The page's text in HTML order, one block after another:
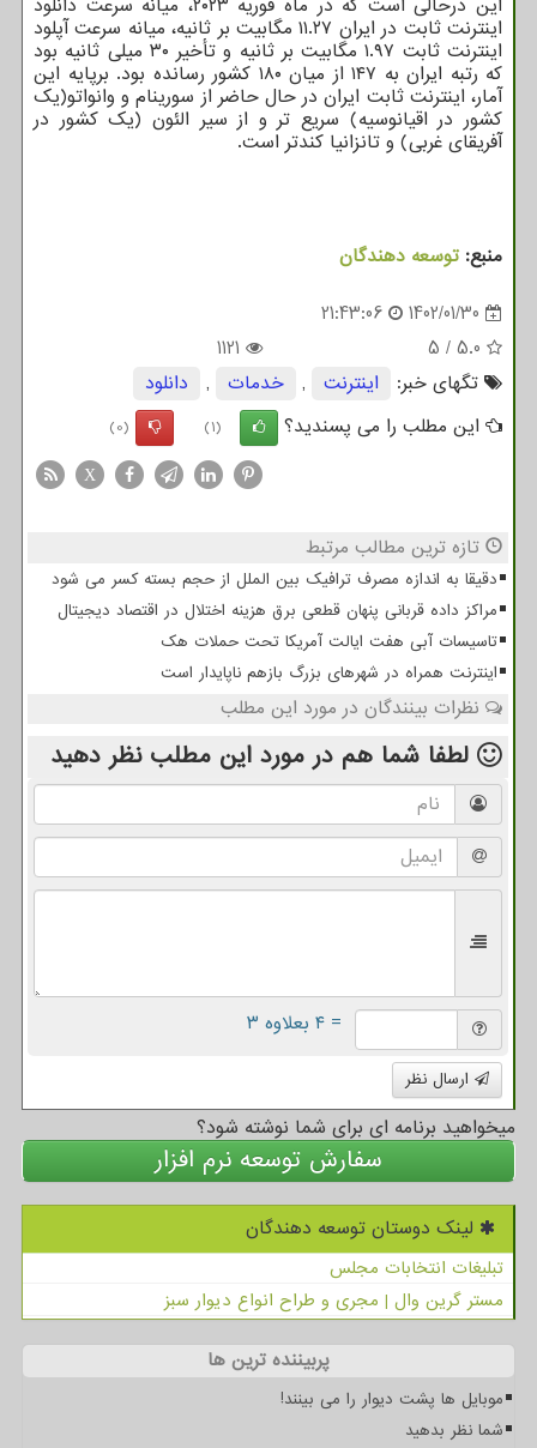
اینترنت ثابت در ایران ۱۱.۲۷ مگابیت بر ثانیه، میانه سرعت آپلود
اینترنت ثابت ۱.۹۷ مگابیت بر ثانیه و تأخیر ۳۰ میلی ثانیه بود
که رتبه ایران به ۱۴۷ از میان ۱۸۰ کشور رسانده بود. برپایه این
آمار، اینترنت ثابت ایران در حال حاضر از سورینام و وانواتو(یک
کشور در اقیانوسیه) سریع تر و از سیر الئون (یک کشور در
آفریقای غربی) و تانزانیا کندتر است.
منبع: توسعه دهندگان
1402/01/30
21:43:06
5.0
/
5
1121
تگهای خبر:
اینترنت , خدمات ,
دانلود
این مطلب را می پسندید؟
(1)
(0)
X
تازه ترین مطالب مرتبط
دقیقا به اندازه مصرف ترافیک بین الملل از حجم بسته کسر می شود
مراکز داده قربانی پنهان قطعی برق هزینه اختلال در اقتصاد دیجیتال
تاسیسات آبی هفت ایالت آمریکا تحت حملات هک
اینترنت همراه در شهرهای بزرگ بازهم ناپایدار است
نظرات بینندگان در مورد این مطلب
لطفا شما هم در مورد این مطلب نظر دهید
= ۴ بعلاوه ۳
ارسال نظر
میخواهید برنامه ای برای شما نوشته شود؟
سفارش توسعه نرم افزار
لینک دوستان توسعه دهندگان
تبلیغات انتخابات مجلس
مستر گرین وال | مجری و طراح انواع دیوار سبز
پربیننده ترین ها
موبایل ها پشت دیوار را می بینند!
شما نظر بدهید